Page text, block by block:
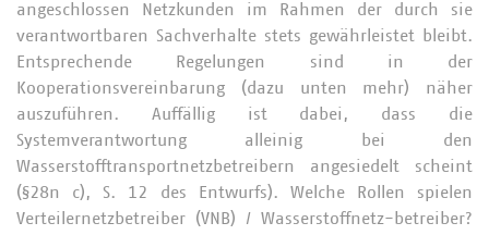
angeschlossen Netzkunden im Rahmen der durch sie
verantwortbaren Sachverhalte stets gewährleistet bleibt.
Entsprechende Regelungen sind in der
Kooperationsvereinbarung (dazu unten mehr) näher
auszuführen. Auffällig ist dabei, dass die
Systemverantwortung alleinig bei den
Wasserstofftransportnetzbetreibern angesiedelt scheint
(§28n c), S. 12 des Entwurfs). Welche Rollen spielen
Verteilernetzbetreiber (VNB) / Wasserstoffnetz-betreiber?